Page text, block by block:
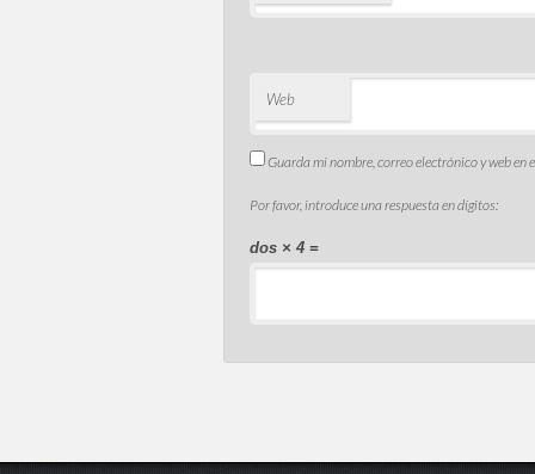
Web
Guarda mi nombre, correo electrónico y web en
Por favor, introduce una respuesta en dígitos:
dos × 4 =